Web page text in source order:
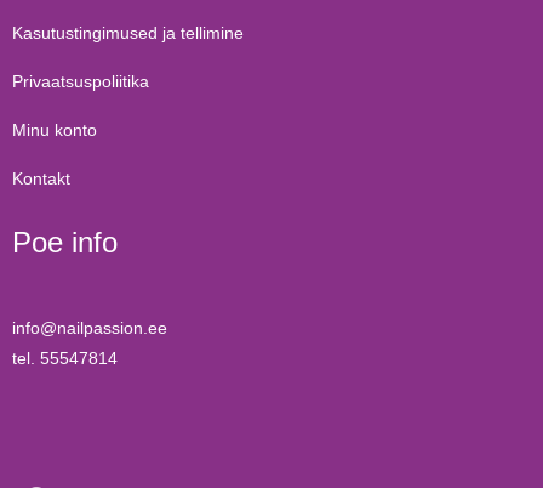
Kasutustingimused ja tellimine
Privaatsuspoliitika
Minu konto
Kontakt
Poe info
info@nailpassion.ee
tel. 55547814